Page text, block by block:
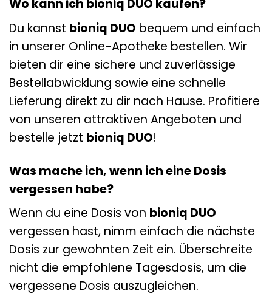
Wo kann ich bioniq DUO kaufen?
Du kannst bioniq DUO bequem und einfach
in unserer Online-Apotheke bestellen. Wir
bieten dir eine sichere und zuverlässige
Bestellabwicklung sowie eine schnelle
Lieferung direkt zu dir nach Hause. Profitiere
von unseren attraktiven Angeboten und
bestelle jetzt bioniq DUO!
Was mache ich, wenn ich eine Dosis
vergessen habe?
Wenn du eine Dosis von bioniq DUO
vergessen hast, nimm einfach die nächste
Dosis zur gewohnten Zeit ein. Überschreite
nicht die empfohlene Tagesdosis, um die
vergessene Dosis auszugleichen.